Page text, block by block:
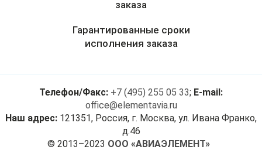
Гарантированные сроки
исполнения заказа
Телефон/Факс: +7 (495) 255 05 33; E-mail:
office@elementavia.ru
Наш адрес: 121351, Россия, г. Москва, ул. Ивана Франко,
д.46
© 2013–2023 ООО «АВИАЭЛЕМЕНТ»